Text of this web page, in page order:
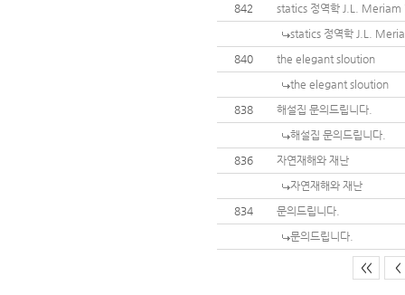
842
statics 정역학 J.L. Meriam
statics 정역학 J.L.
840
the elegant sloution
the elegant sloution
838
해설집 문의드립니다.
해설집 문의드립니다.
836
자연재해와 재난
자연재해와 재난
834
문의드립니다.
문의드립니다.
<< <